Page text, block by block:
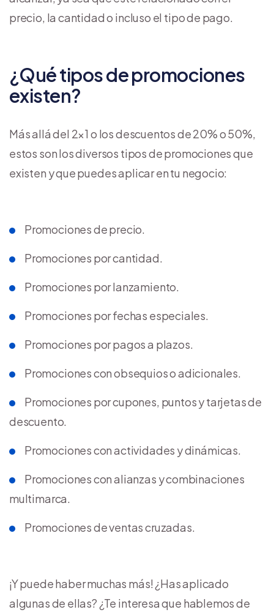
precio, la cantidad o incluso el tipo de pago.
¿Qué tipos de promociones
existen?
Más allá del 2×1 o los descuentos de 20% o 50%,
estos son los diversos tipos de promociones que
existen y que puedes aplicar en tu negocio:
Promociones de precio.
Promociones por cantidad.
Promociones por lanzamiento.
Promociones por fechas especiales.
Promociones por pagos a plazos.
Promociones con obsequios o adicionales.
Promociones por cupones, puntos y tarjetas de
descuento.
Promociones con actividades y dinámicas.
Promociones con alianzas y combinaciones
multimarca.
Promociones de ventas cruzadas.
¡Y puede haber muchas más! ¿Has aplicado
algunas de ellas? ¿Te interesa que hablemos de